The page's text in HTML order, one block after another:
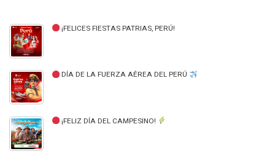
¡FELICES FIESTAS PATRIAS, PERÚ!
DÍA DE LA FUERZA AÉREA DEL PERÚ
¡FELIZ DÍA DEL CAMPESINO!